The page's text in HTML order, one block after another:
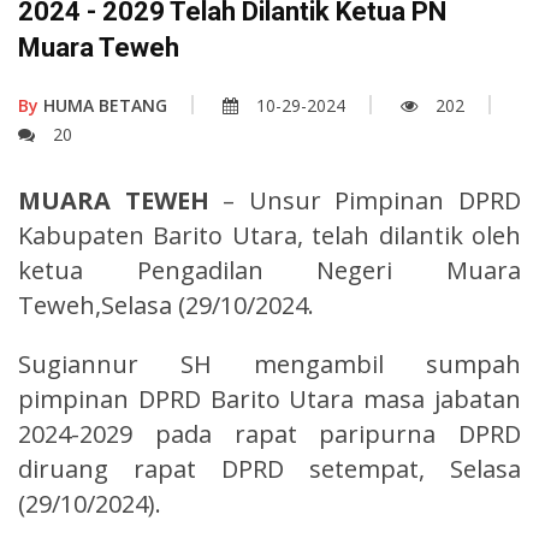
2024 - 2029 Telah Dilantik Ketua PN
Muara Teweh
By HUMA BETANG 10-29-2024
202
20
MUARA TEWEH – Unsur Pimpinan DPRD
Kabupaten Barito Utara, telah dilantik oleh
ketua Pengadilan Negeri Muara
Teweh,Selasa (29/10/2024.
Sugiannur SH mengambil sumpah
pimpinan DPRD Barito Utara masa jabatan
2024-2029 pada rapat paripurna DPRD
diruang rapat DPRD setempat, Selasa
(29/10/2024).